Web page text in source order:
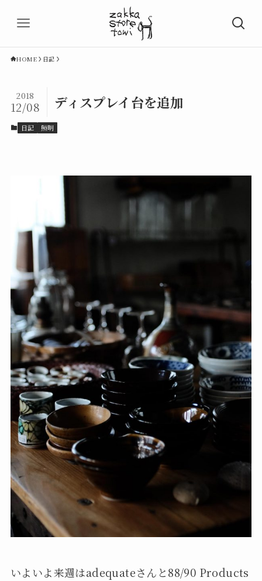
HOME 日記
ディスプレイ台を追加
2018
12/08
日記 照明
いよいよ来週はadequateさんと88/90 Products